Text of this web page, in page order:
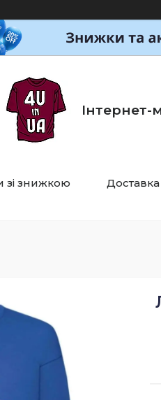
Інтернет-
зі знижкою Доставка